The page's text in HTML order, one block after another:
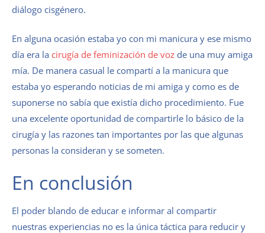
diálogo cisgénero.
En alguna ocasión estaba yo con mi manicura y ese mismo
día era la cirugía de feminización de voz de una muy amiga
mía. De manera casual le compartí a la manicura que
estaba yo esperando noticias de mi amiga y como es de
suponerse no sabía que existía dicho procedimiento. Fue
una excelente oportunidad de compartirle lo básico de la
cirugía y las razones tan importantes por las que algunas
personas la consideran y se someten.
En conclusión
El poder blando de educar e informar al compartir
nuestras experiencias no es la única táctica para reducir y